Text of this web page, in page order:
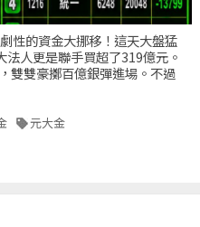
性的資金大挪移！這天大盤猛
人更是聯手買超了319億元。
雙雙豪擲百億銀彈進場。不過
元大金